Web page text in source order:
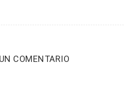
COMENTARIO